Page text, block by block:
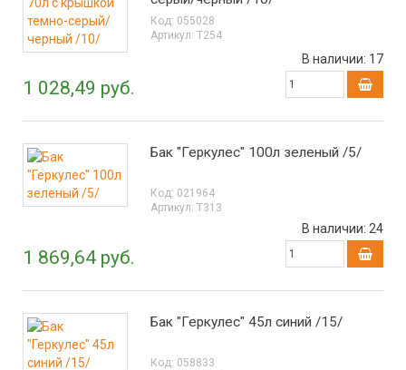
Код: 055028
Артикул: Т254
1 028,49 руб.
В наличии: 17
Бак "Геркулес" 100л зеленый /5/
Код: 021964
Артикул: Т313
1 869,64 руб.
В наличии: 24
Бак "Геркулес" 45л синий /15/
Код: 058833